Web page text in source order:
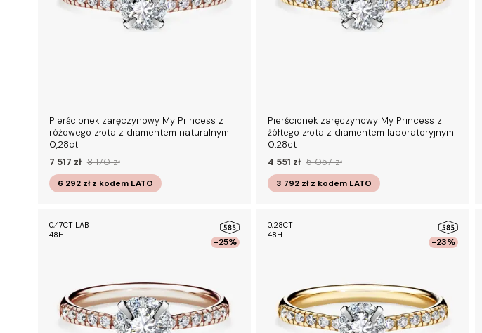
Pierścionek zaręczynowy My Princess z
różowego złota z diamentem naturalnym
0,28ct
7 517 zł 8 170 zł
6 292 zł z kodemLATO
Pierścionek zaręczynowy My Princess z
żółtego złota z diamentem laboratoryjnym
0,28ct
4 551 zł 5 057 zł
3 792 zł z kodemLATO
-25%
0,47CT LAB
48H
-23%
0,28CT
48H